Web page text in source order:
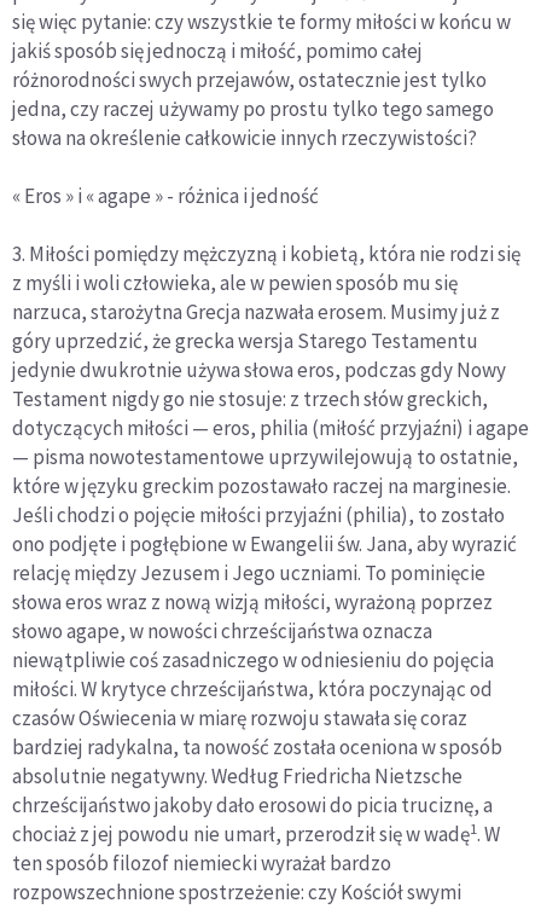
się więc pytanie: czy wszystkie te formy miłości w końcu w
jakiś sposób się jednoczą i miłość, pomimo całej
różnorodności swych przejawów, ostatecznie jest tylko
jedna, czy raczej używamy po prostu tylko tego samego
słowa na określenie całkowicie innych rzeczywistości?
« Eros » i « agape » - różnica i jedność
3. Miłości pomiędzy mężczyzną i kobietą, która nie rodzi się
z myśli i woli człowieka, ale w pewien sposób mu się
narzuca, starożytna Grecja nazwała erosem. Musimy już z
góry uprzedzić, że grecka wersja Starego Testamentu
jedynie dwukrotnie używa słowa eros, podczas gdy Nowy
Testament nigdy go nie stosuje: z trzech słów greckich,
dotyczących miłości — eros, philia (miłość przyjaźni) i agape
— pisma nowotestamentowe uprzywilejowują to ostatnie,
które w języku greckim pozostawało raczej na marginesie.
Jeśli chodzi o pojęcie miłości przyjaźni (philia), to zostało
ono podjęte i pogłębione w Ewangelii św. Jana, aby wyrazić
relację między Jezusem i Jego uczniami. To pominięcie
słowa eros wraz z nową wizją miłości, wyrażoną poprzez
słowo agape, w nowości chrześcijaństwa oznacza
niewątpliwie coś zasadniczego w odniesieniu do pojęcia
miłości. W krytyce chrześcijaństwa, która poczynając od
czasów Oświecenia w miarę rozwoju stawała się coraz
bardziej radykalna, ta nowość została oceniona w sposób
absolutnie negatywny. Według Friedricha Nietzsche
chrześcijaństwo jakoby dało erosowi do picia truciznę, a
chociaż z jej powodu nie umarł, przerodził się w wadę1. W
ten sposób filozof niemiecki wyrażał bardzo
rozpowszechnione spostrzeżenie: czy Kościół swymi